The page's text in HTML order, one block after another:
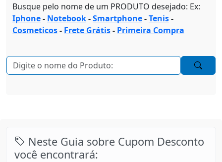
Busque pelo nome de um PRODUTO desejado: Ex:
Iphone- Notebook-Smartphone-Tenis-
Cosmeticos- Frete Grátis- Primeira Compra
Neste Guia sobre Cupom Desconto
você encontrará: